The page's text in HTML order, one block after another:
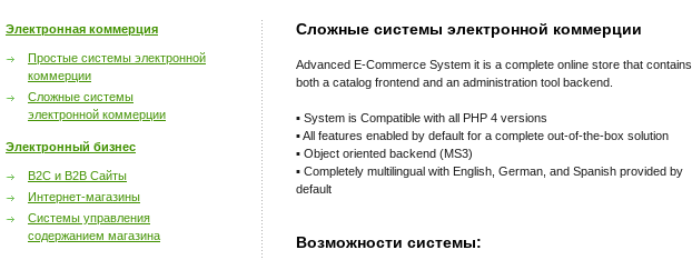
Электронная коммерция
Простые системы электронной
коммерции
Сложные системы
электронной коммерции
Электронный бизнес
B2C и B2B Сайты
Интернет-магазины
Системы управления
содержанием магазина
Сложные системы электронной коммерции
Advanced E-Commerce System it is a complete online store that contains
both a catalog frontend and an administration tool backend.
▪ System is Compatible with all PHP 4 versions
▪ All features enabled by default for a complete out-of-the-box solution
▪ Object oriented backend (MS3)
▪ Completely multilingual with English, German, and Spanish provided by
default
Возможности системы: